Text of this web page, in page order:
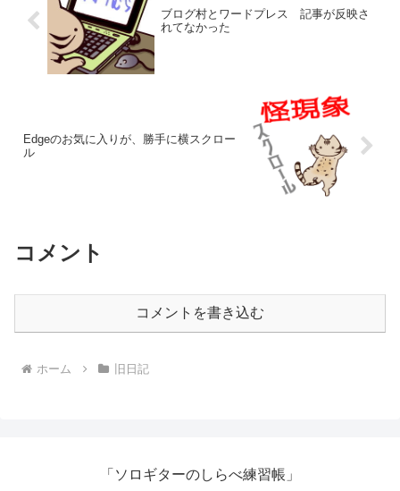
ブログ村とワードプレス 記事が反映さ
れてなかった
Edgeのお気に入りが、勝手に横スクロー
ル
コメント
コメントを書き込む
ホーム 旧日記
「ソロギターのしらべ練習帳」